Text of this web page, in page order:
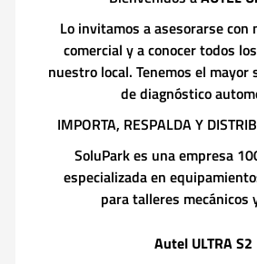
Lo invitamos a asesorarse con
comercial y a conocer todos
nuestro local. Tenemos el mayor
de diagnóstico
IMPORTA, RESPALDA Y
SoluPark es una empresa
especializada en
para talleres mecánicos
Autel ULTRA S2